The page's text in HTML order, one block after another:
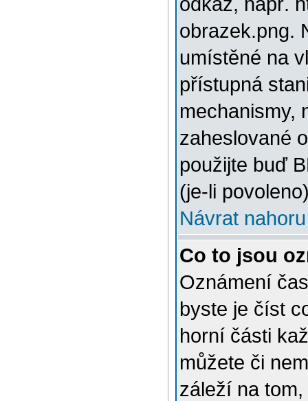
obrazek.png.
umístěné na
přístupná
mechanismy,
zaheslované
použijte buď
(je-li
Návrat nahoru
Co to jsou
Oznámení
byste je číst
horní části
můžete či
záleží na